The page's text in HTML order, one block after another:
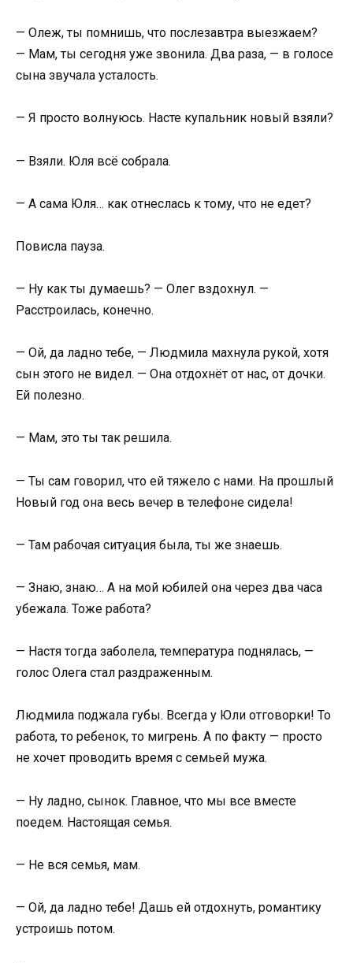
— Олеж, ты помнишь, что послезавтра выезжаем?
— Мам, ты сегодня уже звонила. Два раза, — в голосе
сына звучала усталость.
— Я просто волнуюсь. Насте купальник новый взяли?
— Взяли. Юля всё собрала.
— А сама Юля… как отнеслась к тому, что не едет?
Повисла пауза.
— Ну как ты думаешь? — Олег вздохнул. —
Расстроилась, конечно.
— Ой, да ладно тебе, — Людмила махнула рукой, хотя
сын этого не видел. — Она отдохнёт от нас, от дочки.
Ей полезно.
— Мам, это ты так решила.
— Ты сам говорил, что ей тяжело с нами. На прошлый
Новый год она весь вечер в телефоне сидела!
— Там рабочая ситуация была, ты же знаешь.
— Знаю, знаю… А на мой юбилей она через два часа
убежала. Тоже работа?
— Настя тогда заболела, температура поднялась, —
голос Олега стал раздраженным.
Людмила поджала губы. Всегда у Юли отговорки! То
работа, то ребенок, то мигрень. А по факту — просто
не хочет проводить время с семьей мужа.
— Ну ладно, сынок. Главное, что мы все вместе
поедем. Настоящая семья.
— Не вся семья, мам.
— Ой, да ладно тебе! Дашь ей отдохнуть, романтику
устроишь потом.